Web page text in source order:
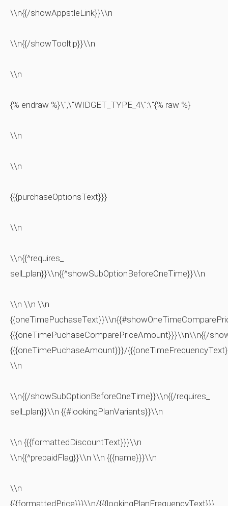
\\n{{/showAppstleLink}}\\n
\\n{{/showTooltip}}\\n
\\n
{% endraw %}\",\"WIDGET_TYPE_4\":\"{% raw %}
\\n
\\n
{{{purchaseOptionsText}}}
\\n
\\n{{^requires_
sell_plan}}\\n{{^showSubOptionBeforeOneTime}}\\n
\\n \\n \\n
{{{oneTimePuchaseComparePriceAmount}}}\\n\\n{{/
{{{oneTimePuchaseAmount}}}/
\\n
\\n{{/showSubOptionBeforeOneTime}}\\n{{/requires_
sell_plan}}\\n {{#lookingPlanVariants}}\\n
\\n {{{formattedDiscountText}}}\\n
\\n{{^prepaidFlag}}\\n \\n {{{name}}}\\n
\\n
{{{formattedPrice}}}\\n/{{{lookingPlanFrequencyText}}}